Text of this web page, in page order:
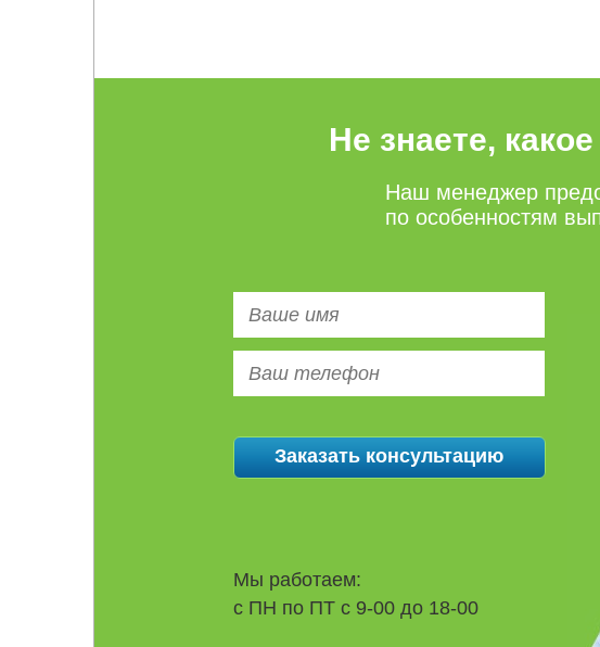
Не знаете,
Наш менеджер
по особенностям
Мы работаем:
с ПН по ПТ с 9-00 до 18-00